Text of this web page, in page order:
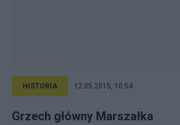
HISTORIA 12.05.2015, 10:54
Grzech główny Marszałka